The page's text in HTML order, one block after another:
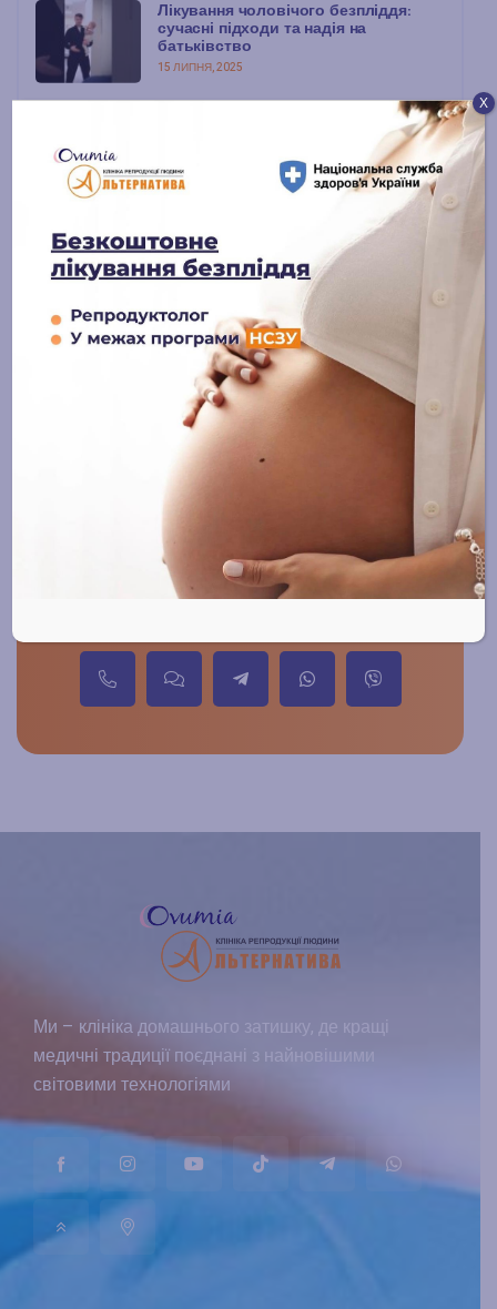
Лікування чоловічого безпліддя:
сучасні підходи та надія на
батьківство
15 ЛИПНЯ, 2025
ЕКЗ із донорськими яйцеклітинами:
шлях надії, довіри та щастя
15 ЛИПНЯ, 2025
Консультація з репродуктологом:
перший крок до мрії про дитину
Отримати
консультацію чи
записатись на прийом
Ми – клініка домашнього затишку, де кращі
медичні традиції поєднані з найновішими
світовими технологіями
Х